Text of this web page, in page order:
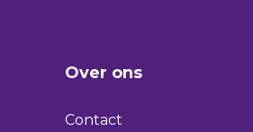
Over ons
Contact